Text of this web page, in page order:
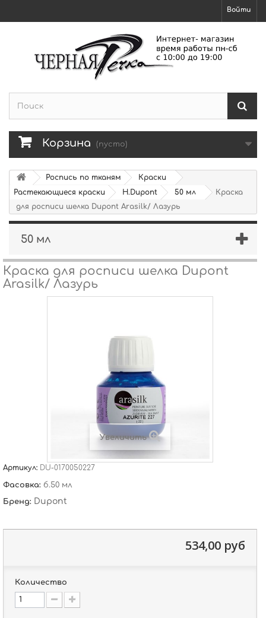
Войти
Корзина (пусто)
Роспись по тканям
Краски
Растекающиеся краски
H.Dupont 50 мл
Краска
для росписи шелка Dupont Arasilk/ Лазурь
50 мл
Краска для росписи шелка Dupont
Arasilk/ Лазурь
Увеличить
Артикул: DU-0170050227
Фасовка: б.50 мл
Бренд: Dupont
534,00 руб
Количество